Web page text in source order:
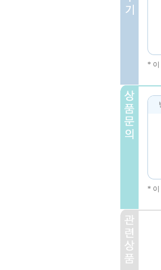
* 이
* 이